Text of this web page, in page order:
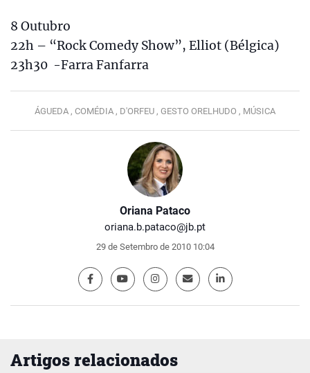
Oriana Pataco
oriana.b.pataco@jb.pt
29 de Setembro de 2010 10:04
8 Outubro
22h – “Rock Comedy Show”, Elliot (Bélgica)
23h30 -Farra Fanfarra
ÁGUEDA , COMÉDIA , D'ORFEU , GESTO ORELHUDO , MÚSICA
Artigos relacionados